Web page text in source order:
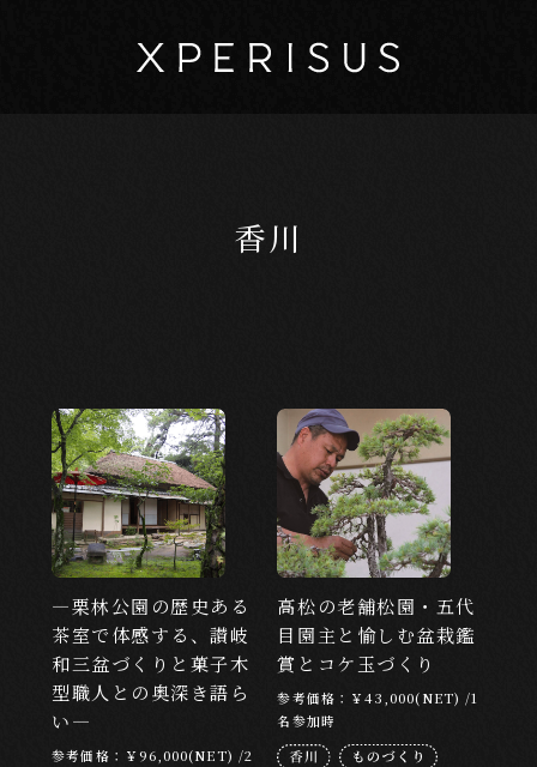
体験から探す
新しい発見 新しい出会い
日本の美 創造 楽しい学び
LOCATION
目的地から探す
東京 京都 北海道
香川
―栗林公園の歴史ある
茶室で体感する、讃岐
和三盆づくりと菓子木
型職人との奥深き語ら
い―
参考価格：￥96,000(NET) /2
高松の老舗松園・五代
目園主と愉しむ盆栽鑑
賞とコケ玉づくり
参考価格：￥43,000(NET) /1
名参加時